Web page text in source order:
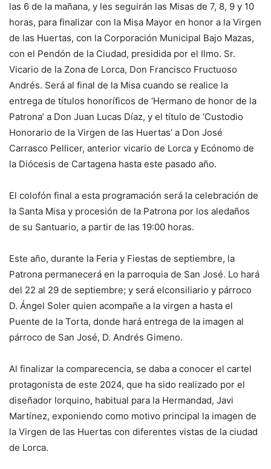
las 6 de la mañana, y les seguirán las Misas de 7, 8, 9 y 10
horas, para finalizar con la Misa Mayor en honor a la Virgen
de las Huertas, con la Corporación Municipal Bajo Mazas,
con el Pendón de la Ciudad, presidida por el Ilmo. Sr.
Vicario de la Zona de Lorca, Don Francisco Fructuoso
Andrés. Será al final de la Misa cuando se realice la
entrega de títulos honoríficos de ‘Hermano de honor de la
Patrona’ a Don Juan Lucas Díaz, y el título de ‘Custodio
Honorario de la Virgen de las Huertas’ a Don José
Carrasco Pellicer, anterior vicario de Lorca y Ecónomo de
la Diócesis de Cartagena hasta este pasado año.
El colofón final a esta programación será la celebración de
la Santa Misa y procesión de la Patrona por los aledaños
de su Santuario, a partir de las 19:00 horas.
Este año, durante la Feria y Fiestas de septiembre, la
Patrona permanecerá en la parroquia de San José. Lo hará
del 22 al 29 de septiembre; y será elconsiliario y párroco
D. Ángel Soler quien acompañe a la virgen a hasta el
Puente de la Torta, donde hará entrega de la imagen al
párroco de San José, D. Andrés Gimeno.
Al finalizar la comparecencia, se daba a conocer el cartel
protagonista de este 2024, que ha sido realizado por el
diseñador lorquino, habitual para la Hermandad, Javi
Martínez, exponiendo como motivo principal la imagen de
la Virgen de las Huertas con diferentes vistas de la ciudad
de Lorca.